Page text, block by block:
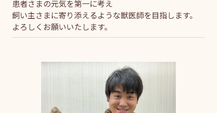
患者さまの元気を第一に考え
飼い主さまに寄り添えるような獣医師を目指します。
よろしくお願いいたします。